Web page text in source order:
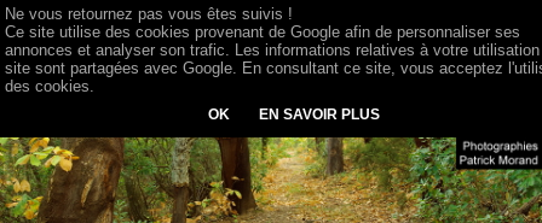
Ne vous retournez pas vous êtes suivis !
Ce site utilise des cookies provenant de Google afin de personnaliser ses
annonces et analyser son trafic. Les informations relatives à votre
site sont partagées avec Google. En consultant ce site, vous acceptez
des cookies.
OK EN SAVOIR PLUS